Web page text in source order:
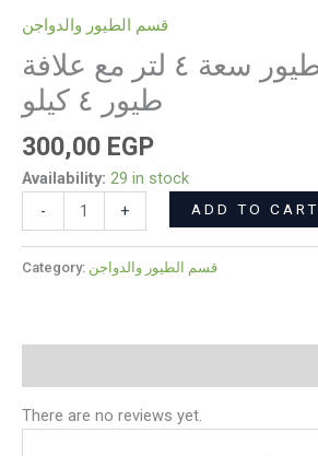
قسم الطيور والدواجن
سقاية طيور سعة ٤ لتر مع علافة
طيور ٤ كيلو
300,00 EGP
Availability: 29 in stock
-
لتر
مع
علافة
طيور
٤
quantity
+
ADD TO CART
Category: قسم الطيور والدواجن
There are no reviews yet.